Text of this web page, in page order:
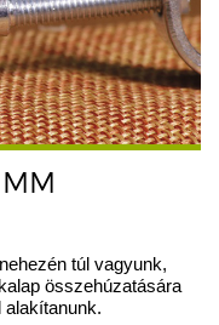
túl vagyunk,
összehúzatására
alakítanunk.